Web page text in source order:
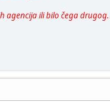
ili bilo čega